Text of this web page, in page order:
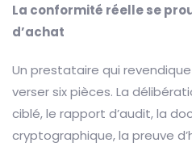
La conformité réelle se
d’achat
Un prestataire qui revendique
verser six pièces. La
ciblé, le rapport d’audit, la
cryptographique, la preuve